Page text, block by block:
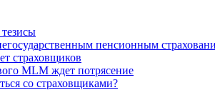
пенсионным
страховщиков
МLМ ждет потрясение
со страховщиками?